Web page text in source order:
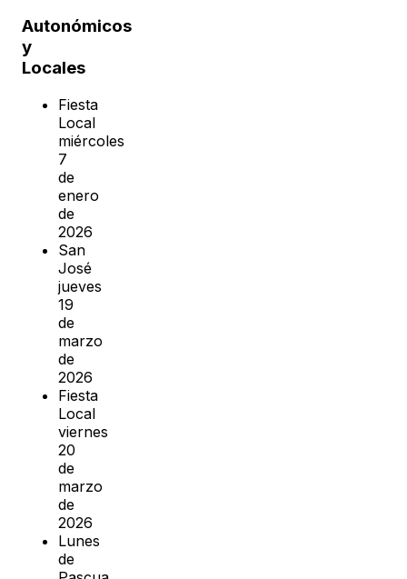
Autonómicos
y
Locales
Fiesta
Local
miércoles
7
de
enero
de
2026
San
José
jueves
19
de
marzo
de
2026
Fiesta
Local
viernes
20
de
marzo
de
2026
Lunes
de